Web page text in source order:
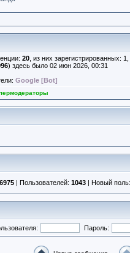
20 , из них зарегистрированных:
) здесь было 02 июн 2026, 00:31
Google [Bot]
6975 | Пользователей: 1043 | Новый
Пароль: